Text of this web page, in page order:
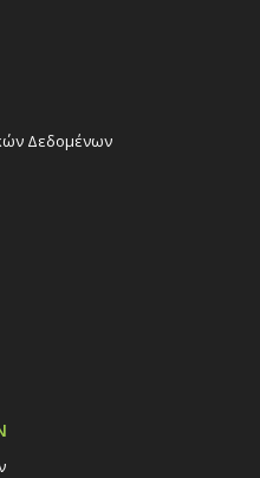
Δεδομένων